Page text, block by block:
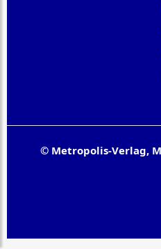
© Metropolis-Verlag,